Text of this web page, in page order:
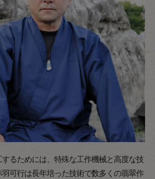
るためには、特殊な工作機械と高度な技
可行は長年培った技術で数多くの翡翠作